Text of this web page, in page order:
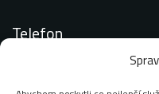
Telefon
+420 727 887 077